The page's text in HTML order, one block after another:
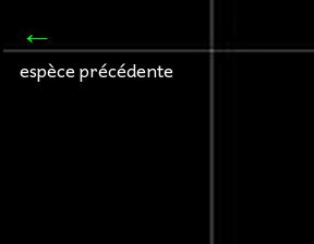
←
espèce précédente